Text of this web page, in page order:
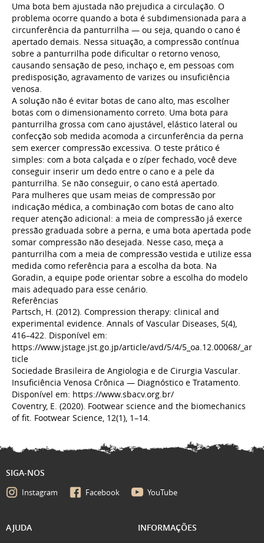
Uma bota bem ajustada não prejudica a circulação. O
problema ocorre quando a bota é subdimensionada para a
circunferência da panturrilha — ou seja, quando o cano é
apertado demais. Nessa situação, a compressão contínua
sobre a panturrilha pode dificultar o retorno venoso,
causando sensação de peso, inchaço e, em pessoas com
predisposição, agravamento de varizes ou insuficiência
venosa.
A solução não é evitar botas de cano alto, mas escolher
botas com o dimensionamento correto. Uma bota para
panturrilha grossa com cano ajustável, elástico lateral ou
confecção sob medida acomoda a circunferência da perna
sem exercer compressão excessiva. O teste prático é
simples: com a bota calçada e o zíper fechado, você deve
conseguir inserir um dedo entre o cano e a pele da
panturrilha. Se não conseguir, o cano está apertado.
Para mulheres que usam meias de compressão por
indicação médica, a combinação com botas de cano alto
requer atenção adicional: a meia de compressão já exerce
pressão graduada sobre a perna, e uma bota apertada pode
somar compressão não desejada. Nesse caso, meça a
panturrilha com a meia de compressão vestida e utilize essa
medida como referência para a escolha da bota. Na
Goradin, a equipe pode orientar sobre a escolha do modelo
mais adequado para esse cenário.
Referências
Partsch, H. (2012). Compression therapy: clinical and
experimental evidence. Annals of Vascular Diseases, 5(4),
416–422. Disponível em:
https://www.jstage.jst.go.jp/article/avd/5/4/5_oa.12.00068/_ar
ticle
Sociedade Brasileira de Angiologia e de Cirurgia Vascular.
Insuficiência Venosa Crônica — Diagnóstico e Tratamento.
Disponível em: https://www.sbacv.org.br/
Coventry, E. (2020). Footwear science and the biomechanics
of fit. Footwear Science, 12(1), 1–14.
SIGA-NOS
Instagram Facebook YouTube
AJUDA INFORMAÇÕES